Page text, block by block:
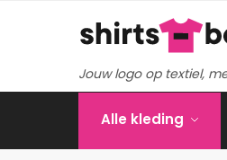
Jouw logo op textiel,
Alle kleding